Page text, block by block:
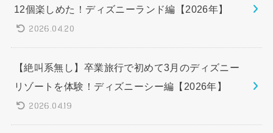
12個楽しめた！ディズニーランド編【2026年】
2026.04.20
【絶叫系無し】卒業旅行で初めて3月のディズニー
リゾートを体験！ディズニーシー編【2026年】
2026.04.19